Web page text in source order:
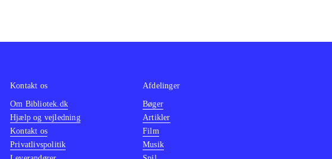
Kontakt os
Om Bibliotek.dk
Hjælp og vejledning
Kontakt os
Privatlivspolitik
Afdelinger
Bøger
Artikler
Film
Musik